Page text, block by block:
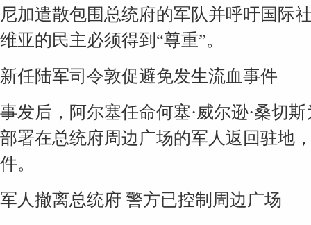
尼加遣散包围总统府的军队并呼吁国际
维亚的民主必须得到“尊重”。
新任陆军司令敦促避免发生流血事件
事发后，阿尔塞任命何塞·威尔逊·桑切
部署在总统府周边广场的军人返回驻地
件。
军人撤离总统府 警方已控制周边广场